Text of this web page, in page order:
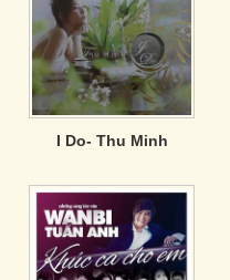
I Do- Thu Minh